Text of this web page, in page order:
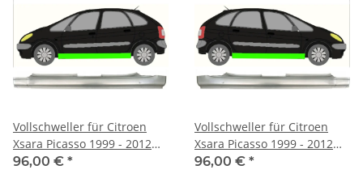
Vollschweller für Citroen
Xsara Picasso 1999 - 2012
links
96,00 € *
Vollschweller für Citroen
Xsara Picasso 1999 - 2012
rechts
96,00 € *